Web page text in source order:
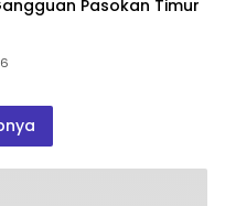
Pasokan Timur